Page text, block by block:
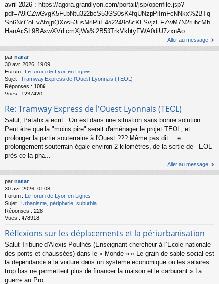
avril 2026 : https://agora.grandlyon.com/portail/jsp/openfile.jsp?
pdf=A9iCZwGvgK5FubNtu322bcS53GS0sK4fqUNzpPiImFcNNkx%2BTq
Sn6NcCoEvAfojpQXos53usMrlPiiE4o2249o5cKLSvjzEFZwM7N2rubcMb
HanAcSL9BAxwXVrLcmXjWa%2B53TrkVkhtyFWA0diU7zxnAo...
Aller au message
par nanar
30 avr. 2026, 19:09
Forum : Le forum de Lyon en Lignes
Sujet : Tramway Express de l'Ouest Lyonnais (TEOL)
Réponses : 1086
Vues : 1237420
Re: Tramway Express de l'Ouest Lyonnais (TEOL)
Salut, Patafix a écrit : On est dans une situation sans bonne solution.
Peut être que la "moins pire" serait d'aménager le projet TEOL, et
prolonger la partie souterraine à l'Ouest ??? Même pas dit : Le
prolongement souterrain égale environ 2 kilomètres, de la sortie de TEOL
près de la pha...
Aller au message
par nanar
30 avr. 2026, 01:08
Forum : Le forum de Lyon en Lignes
Sujet : Urbanisme, périphérie, suburbia...
Réponses : 228
Vues : 478918
Réflexions sur les déplacements et la périurbanisation
Salut Tribune d'Alexis Poulhès (Enseignant-chercheur à l’Ecole nationale
des ponts et chaussées) dans le « Monde » « Le grain de sable social est
la dépendance à la voiture dans un système économique où les salaires
trop bas ne permettent plus de financer la maison et le carburant » La
guerre au Pro...